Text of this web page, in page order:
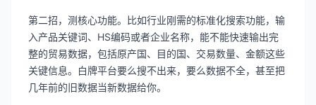
第二招，测核心功能。比如行业刚需的标准化搜索功能，输
入产品关键词、HS编码或者企业名称，能不能快速输出完
整的贸易数据，包括原产国、目的国、交易数量、金额这些
关键信息。白牌平台要么搜不出来，要么数据不全，甚至把
几年前的旧数据当新数据给你。